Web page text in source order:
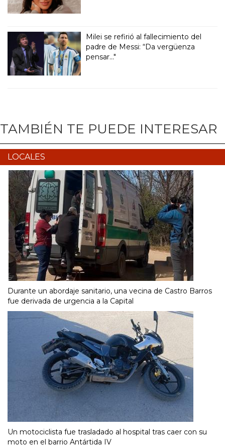
Milei se refirió al fallecimiento del
padre de Messi: “Da vergüenza
pensar..."
TAMBIÉN TE PUEDE INTERESAR
LOCALES
Durante un abordaje sanitario, una vecina de Castro Barros
fue derivada de urgencia a la Capital
Un motociclista fue trasladado al hospital tras caer con su
moto en el barrio Antártida IV